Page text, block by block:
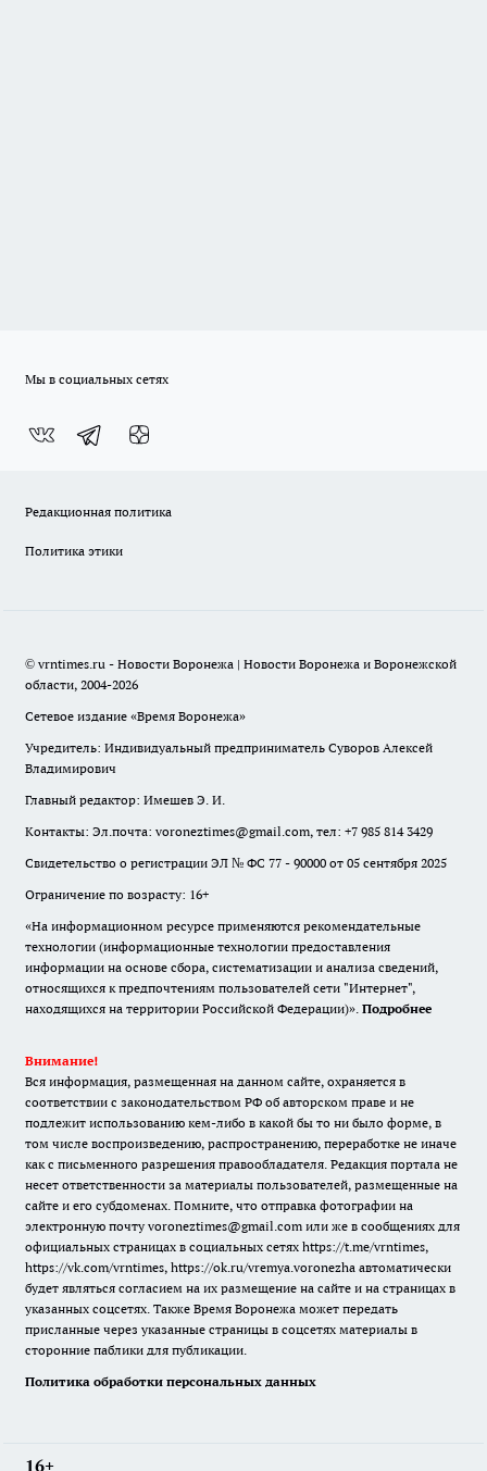
Мы в социальных сетях
Редакционная политика
Политика этики
© vrntimes.ru - Новости Воронежа | Новости Воронежа и Воронежской
области, 2004-2026
Сетевое издание «Время Воронежа»
Учредитель: Индивидуальный предприниматель Суворов Алексей
Владимирович
Главный редактор: Имешев Э. И.
Контакты: Эл.почта: voroneztimes@gmail.com, тел: +7 985 814 3429
Свидетельство о регистрации ЭЛ № ФС 77 - 90000 от 05 сентября 2025
Ограничение по возрасту: 16+
«На информационном ресурсе применяются рекомендательные
технологии (информационные технологии предоставления
информации на основе сбора, систематизации и анализа сведений,
относящихся к предпочтениям пользователей сети "Интернет",
находящихся на территории Российской Федерации)». Подробнее
Внимание!
Вся информация, размещенная на данном сайте, охраняется в
соответствии с законодательством РФ об авторском праве и не
подлежит использованию кем-либо в какой бы то ни было форме, в
том числе воспроизведению, распространению, переработке не иначе
как с письменного разрешения правообладателя. Редакция портала не
несет ответственности за материалы пользователей, размещенные на
сайте и его субдоменах. Помните, что отправка фотографии на
электронную почту voroneztimes@gmail.com или же в сообщениях для
официальных страницах в социальных сетях https://t.me/vrntimes,
https://vk.com/vrntimes, https://ok.ru/vremya.voronezha автоматически
будет являться согласием на их размещение на сайте и на страницах в
указанных соцсетях. Также Время Воронежа может передать
присланные через указанные страницы в соцсетях материалы в
сторонние паблики для публикации.
Политика обработки персональных данных
16+